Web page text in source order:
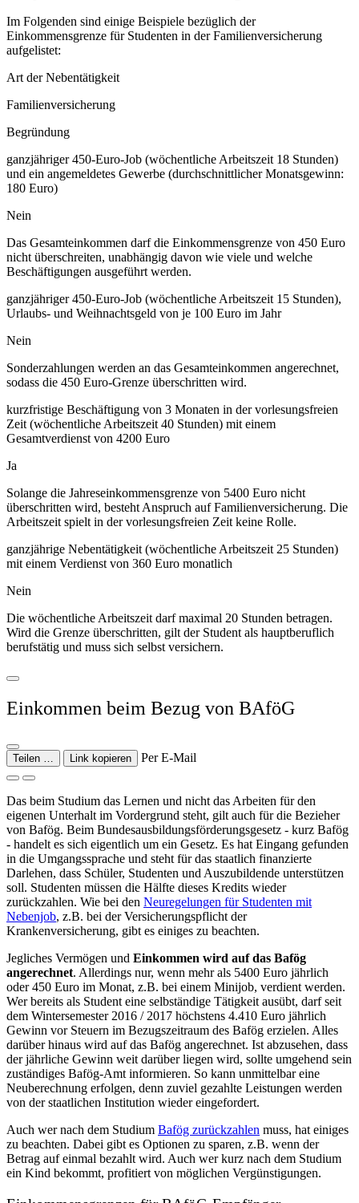
Im Folgenden sind einige Beispiele bezüglich der
Einkommensgrenze für Studenten in der Familienversicherung
aufgelistet:
Art der Nebentätigkeit
Familienversicherung
Begründung
ganzjähriger 450-Euro-Job (wöchentliche Arbeitszeit 18 Stunden)
und ein angemeldetes Gewerbe (durchschnittlicher Monatsgewinn:
180 Euro)
Nein
Das Gesamteinkommen darf die Einkommensgrenze von 450 Euro
nicht überschreiten, unabhängig davon wie viele und welche
Beschäftigungen ausgeführt werden.
ganzjähriger 450-Euro-Job (wöchentliche Arbeitszeit 15 Stunden),
Urlaubs- und Weihnachtsgeld von je 100 Euro im Jahr
Nein
Sonderzahlungen werden an das Gesamteinkommen angerechnet,
sodass die 450 Euro-Grenze überschritten wird.
kurzfristige Beschäftigung von 3 Monaten in der vorlesungsfreien
Zeit (wöchentliche Arbeitszeit 40 Stunden) mit einem
Gesamtverdienst von 4200 Euro
Ja
Solange die Jahreseinkommensgrenze von 5400 Euro nicht
überschritten wird, besteht Anspruch auf Familienversicherung. Die
Arbeitszeit spielt in der vorlesungsfreien Zeit keine Rolle.
ganzjährige Nebentätigkeit (wöchentliche Arbeitszeit 25 Stunden)
mit einem Verdienst von 360 Euro monatlich
Nein
Die wöchentliche Arbeitszeit darf maximal 20 Stunden betragen.
Wird die Grenze überschritten, gilt der Student als hauptberuflich
berufstätig und muss sich selbst versichern.
Einkommen beim Bezug von BAföG
Teilen … Link kopieren Per E-Mail
Das beim Studium das Lernen und nicht das Arbeiten für den
eigenen Unterhalt im Vordergrund steht, gilt auch für die Bezieher
von Bafög. Beim Bundesausbildungsförderungsgesetz - kurz Bafög
- handelt es sich eigentlich um ein Gesetz. Es hat Eingang gefunden
in die Umgangssprache und steht für das staatlich finanzierte
Darlehen, dass Schüler, Studenten und Auszubildende unterstützen
soll. Studenten müssen die Hälfte dieses Kredits wieder
zurückzahlen. Wie bei den Neuregelungen für Studenten mit
Nebenjob, z.B. bei der Versicherungspflicht der
Krankenversicherung, gibt es einiges zu beachten.
Jegliches Vermögen und Einkommen wird auf das Bafög
angerechnet. Allerdings nur, wenn mehr als 5400 Euro jährlich
oder 450 Euro im Monat, z.B. bei einem Minijob, verdient werden.
Wer bereits als Student eine selbständige Tätigkeit ausübt, darf seit
dem Wintersemester 2016 / 2017 höchstens 4.410 Euro jährlich
Gewinn vor Steuern im Bezugszeitraum des Bafög erzielen. Alles
darüber hinaus wird auf das Bafög angerechnet. Ist abzusehen, dass
der jährliche Gewinn weit darüber liegen wird, sollte umgehend sein
zuständiges Bafög-Amt informieren. So kann unmittelbar eine
Neuberechnung erfolgen, denn zuviel gezahlte Leistungen werden
von der staatlichen Institution wieder eingefordert.
Auch wer nach dem Studium Bafög zurückzahlen muss, hat einiges
zu beachten. Dabei gibt es Optionen zu sparen, z.B. wenn der
Betrag auf einmal bezahlt wird. Auch wer kurz nach dem Studium
ein Kind bekommt, profitiert von möglichen Vergünstigungen.